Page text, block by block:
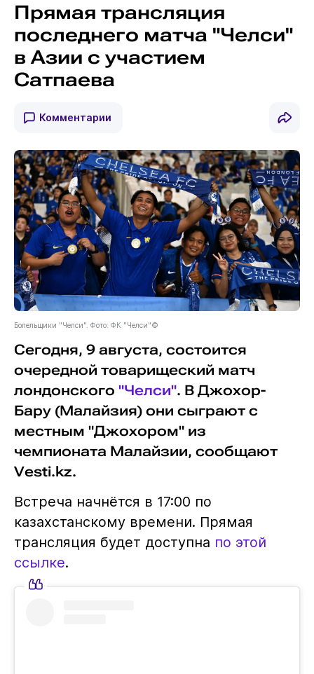
Прямая трансляция
последнего матча "Челси"
в Азии с участием
Сатпаева
Комментарии
Болельщики "Челси". Фото: ФК "Челси"©
Сегодня, 9 августа, состоится
очередной товарищеский матч
лондонского "Челси". В Джохор-
Бару (Малайзия) они сыграют с
местным "Джохором" из
чемпионата Малайзии, сообщают
Vesti.kz.
Встреча начнётся в 17:00 по
казахстанскому времени. Прямая
трансляция будет доступна по этой
ссылке.